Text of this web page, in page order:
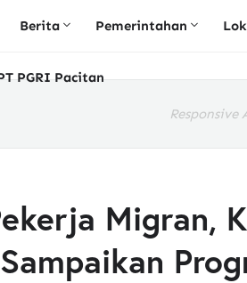
Berita Pemerintahan
PGRI Pacitan
Responsive
Migran,